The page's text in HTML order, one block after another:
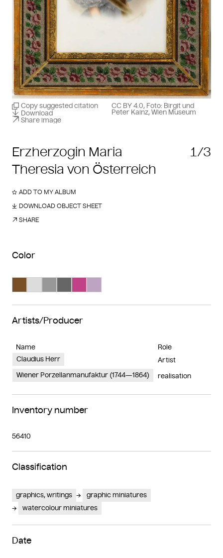
Erzherzogin Maria
Theresia von Österreich
1/3
Copy suggested citation
Download
Share image
CC BY 4.0, Foto: Birgit und
Peter Kainz, Wien Museum
ADD TO MY ALBUM
DOWNLOAD OBJECT SHEET
SHARE
Color
Artists/Producer
Name
Role
Claudius Herr
Artist
Wiener Porzellanmanufaktur (1744—1864)
realisation
Inventory number
56410
Classification
graphics, writings
graphic miniatures
watercolour miniatures
Date